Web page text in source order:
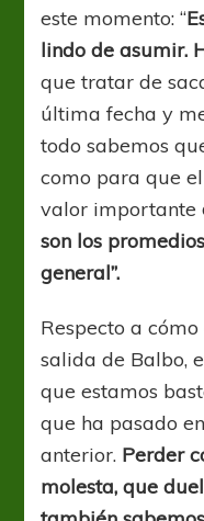
este momento: “
lindo de asumir.
que tratar de
última fecha y
todo sabemos
como para que
valor importante
son los
general”.
Respecto a
salida de Balbo,
que estamos
que ha pasado
anterior. Perder
molesta, que